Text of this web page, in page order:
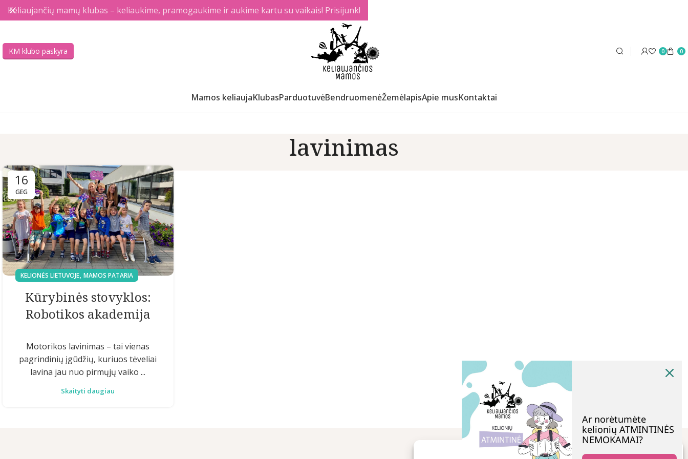
Tvarkyti sutikimą
KM klubo paskyra 0 0
Mamos keliaujaKlubasParduotuvėBendruomenėŽemėlapisApie musKontaktai
lavinimas
16
GEG
KELIONĖS LIETUVOJE, MAMOS PATARIA
Kūrybinės stovyklos:
Robotikos akademija
Motorikos lavinimas – tai vienas
pagrindinių įgūdžių, kuriuos tėveliai
lavina jau nuo pirmųjų vaiko ...
Skaityti daugiau
Keliaujančių mamų klubas – keliaukime, pramogaukime ir aukime kartu su vaikais! Prisijunk!
Ar norėtumėte
kelionių ATMINTINĖS
NEMOKAMAI?